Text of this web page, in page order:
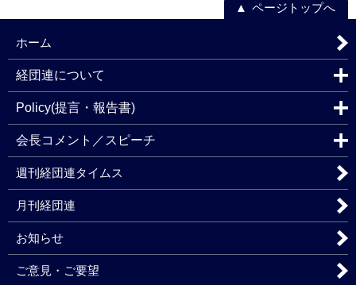
ページトップへ
ホーム
経団連について
Policy(提言・報告書)
会長コメント／スピーチ
週刊経団連タイムス
月刊経団連
お知らせ
ご意見・ご要望